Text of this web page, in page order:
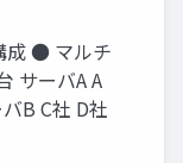
成 ● マルチ
サーバA A
B C社 D社